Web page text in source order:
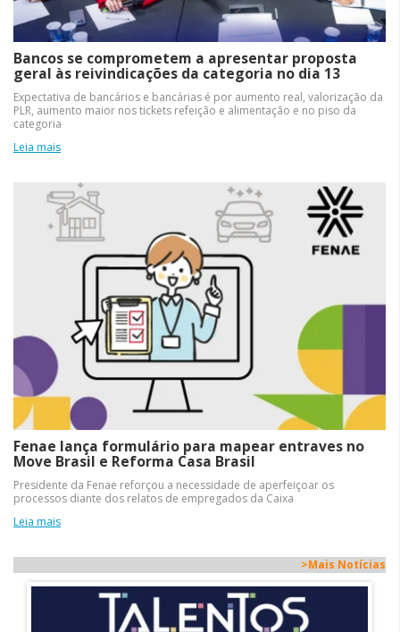
Bancos se comprometem a apresentar proposta
geral às reivindicações da categoria no dia 13
Expectativa de bancários e bancárias é por aumento real, valorização da
PLR, aumento maior nos tickets refeição e alimentação e no piso da
categoria
Leia mais
Fenae lança formulário para mapear entraves no
Move Brasil e Reforma Casa Brasil
Presidente da Fenae reforçou a necessidade de aperfeiçoar os
processos diante dos relatos de empregados da Caixa
Leia mais
>Mais Notícias